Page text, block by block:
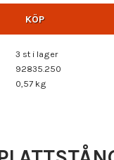
KÖP
3 st i lager
92835.250
0,57 kg